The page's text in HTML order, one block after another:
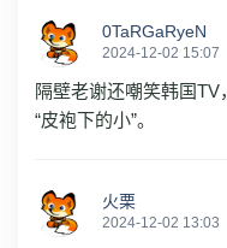
0TaRGaRyeN
2024-12-02 15:07
隔壁老谢还嘲笑韩国
“皮袍下的小”。
火栗
2024-12-02 13:03